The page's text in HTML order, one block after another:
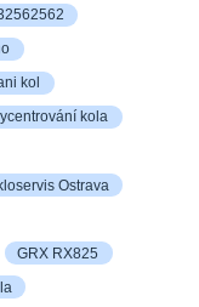
kol
kola
Ostrava
GRX RX825